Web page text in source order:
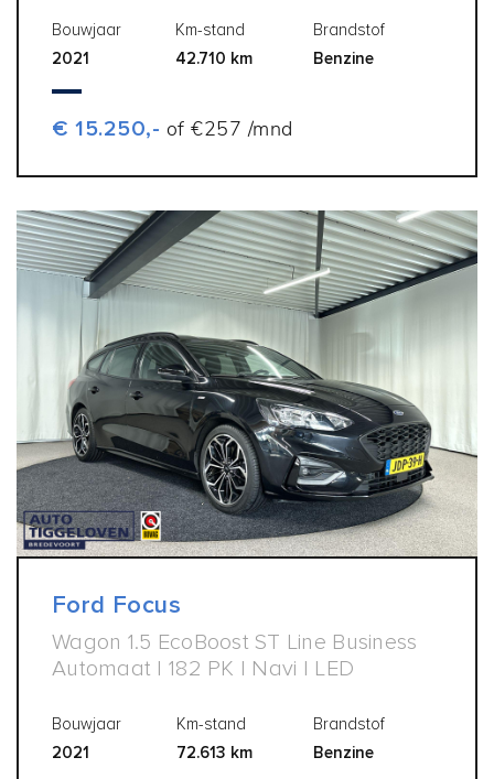
Bouwjaar
2021
Km-stand
42.710 km
Brandstof
Benzine
€ 15.250,- of €257 /mnd
Ford Focus
Wagon 1.5 EcoBoost ST Line Business
Automaat | 182 PK | Navi | LED
Bouwjaar
2021
Km-stand
72.613 km
Brandstof
Benzine